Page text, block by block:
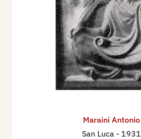
Maraini Antonio
San Luca - 1931